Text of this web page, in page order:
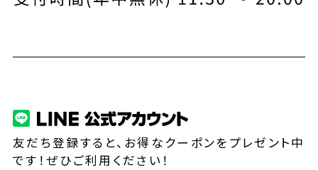
友だち登録すると、お得なクーポンをプレゼント中
です！ぜひご利用ください！